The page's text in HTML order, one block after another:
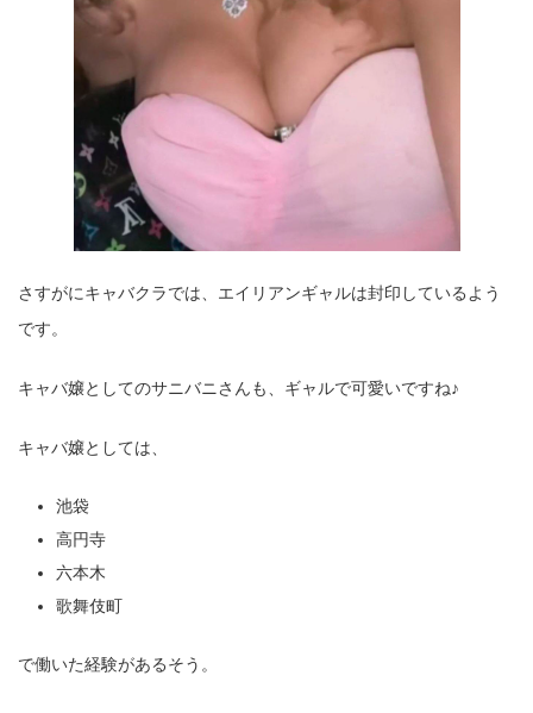
さすがにキャバクラでは、エイリアンギャルは封印しているよう
です。
キャバ嬢としてのサニバニさんも、ギャルで可愛いですね♪
キャバ嬢としては、
池袋
高円寺
六本木
歌舞伎町
で働いた経験があるそう。